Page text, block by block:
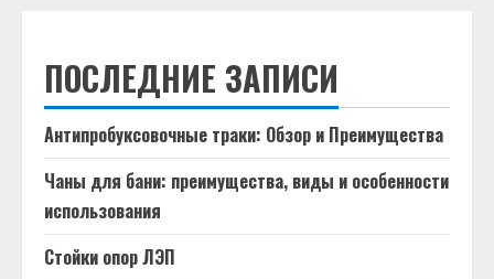
ПОСЛЕДНИЕ ЗАПИСИ
Антипробуксовочные траки: Обзор и Преимущества
Чаны для бани: преимущества, виды и особенности
использования
Стойки опор ЛЭП